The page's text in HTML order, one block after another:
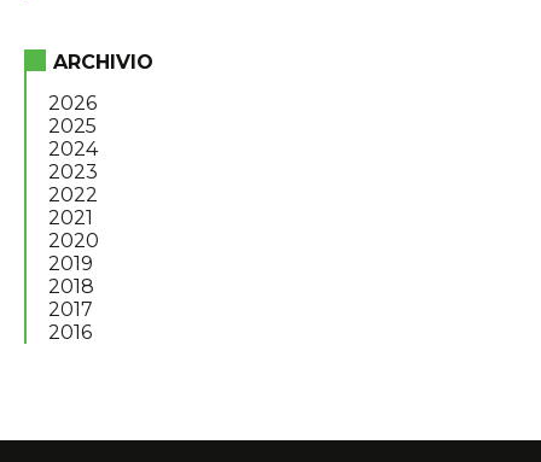
ARCHIVIO
2026
2025
2024
2023
2022
2021
2020
2019
2018
2017
2016